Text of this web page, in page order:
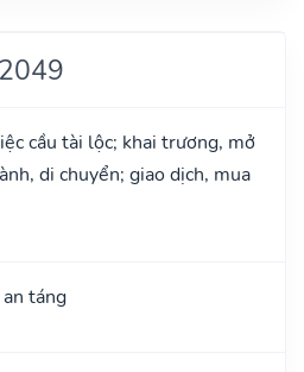
cầu tài lộc; khai trương, mở
di chuyển; giao dịch, mua
táng